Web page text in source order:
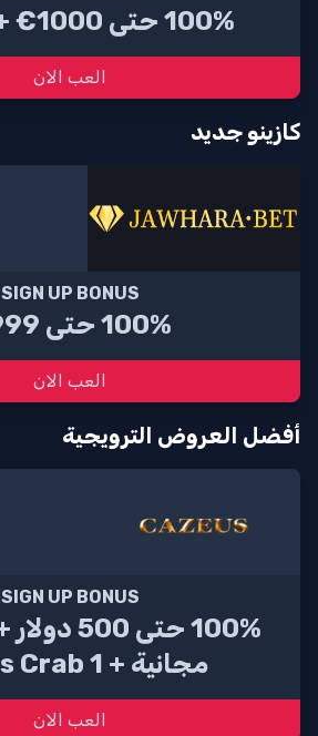
100% حتى 1000€ + 100FS
العب الان
كازينو جديد
SIGN UP BONUS
100% حتى 999$
العب الان
أفضل العروض الترويجية
SIGN UP BONUS
مجانية + 1 Bonus Crab
العب الان